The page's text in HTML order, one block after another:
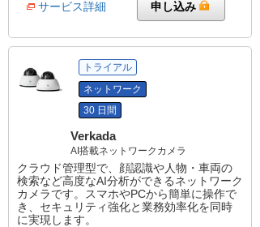
サービス詳細 申し込み
トライアル
ネットワーク
30 日間
Verkada
AI搭載ネットワークカメラ
クラウド管理型で、顔認識や人物・車両の
検索など高度なAI分析ができるネットワーク
カメラです。スマホやPCから簡単に操作で
き、セキュリティ強化と業務効率化を同時
に実現します。